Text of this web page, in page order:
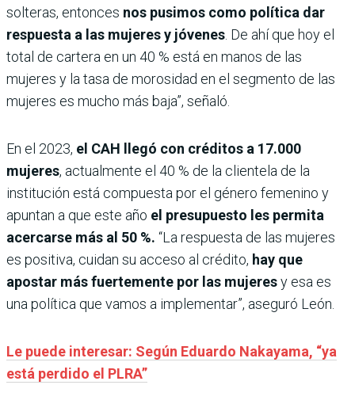
solteras, entonces nos pusimos como política dar
respuesta a las mujeres y jóvenes . De ahí que hoy el
total de cartera en un 40 % está en manos de las
mujeres y la tasa de morosidad en el segmento de las
mujeres es mucho más baja”, señaló.
En el 2023, el CAH llegó con créditos a 17.000
mujeres, actualmente el 40 % de la clientela de la
institución está compuesta por el género femenino y
apuntan a que este año el presupuesto les permita
acercarse más al 50 %. “La respuesta de las mujeres
es positiva, cuidan su acceso al crédito, hay que
apostar más fuertemente por las mujeresy esa es
una política que vamos a implementar”, aseguró León.
Le puede interesar: Según Eduardo Nakayama, “ya
está perdido el PLRA”